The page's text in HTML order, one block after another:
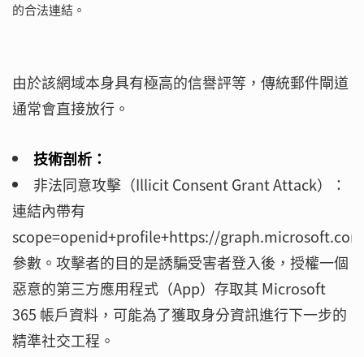
的合法連結。
由於該網域本身具有極高的信譽評等，傳統郵件閘道
通常會直接放行。
技術剖析：
非法同意攻擊（Illicit Consent Grant Attack）：
連結內帶有
scope=openid+profile+https://
參數。攻擊者的目的是誘騙受害者登入後，授權一個
惡意的第三方應用程式（App）存取其 Microsoft
365 帳戶資料，可能為了獲取身分資訊進行下一步的
精準社交工程。